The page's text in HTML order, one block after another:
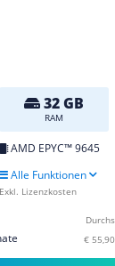
32 GB
RAM
AMD EPYC™ 9645
Alle Funktionen
€
Exkl. Lizenzkosten